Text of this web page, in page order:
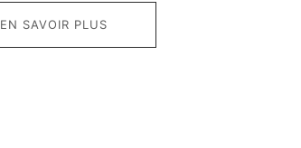
EN SAVOIR PLUS